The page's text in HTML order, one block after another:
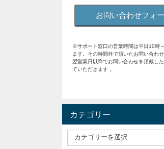
お問い合わせフォ
※サポート窓口の営業時間は平日10時
ます。その時間外で頂いたお問い合わせ
翌営業日以降でお問い合わせを頂戴し
ていただきます 。
カテゴリー